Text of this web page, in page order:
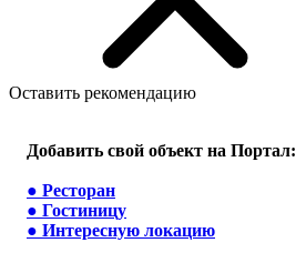
Оставить рекомендацию
Добавить свой объект на Портал:
● Ресторан
● Гостиницу
● Интересную локацию